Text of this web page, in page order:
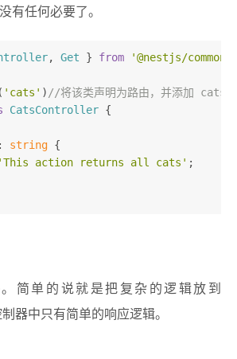
有任何必要了。
, Get } from '@nestjs/common'
( 'cats' ) //将该类声明为路由，并添加 cats
CatsController {
string {
'This action returns all cats' ;
简单的说就是把复杂的逻辑放到
器中只有简单的响应逻辑。